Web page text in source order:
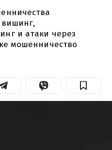
и атаки через
мошенничество